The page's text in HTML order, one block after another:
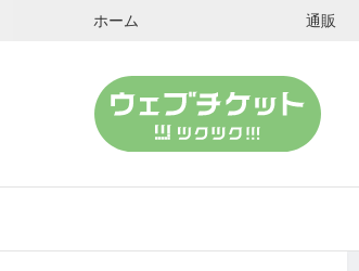
ホーム 通販